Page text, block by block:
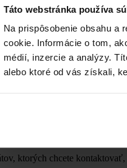
Táto webstránka používa
Na prispôsobenie obsahu a
cookie. Informácie o tom,
médií, inzercie a analýzy.
alebo ktoré od vás získali,
údajova vyhlasujem, že
reCaptcha
kandidáta
ktorých chcete